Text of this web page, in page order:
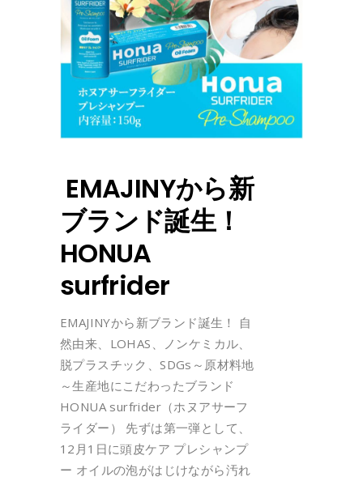
EMAJINYから新
ブランド誕生！
HONUA
surfrider
EMAJINYから新ブランド誕生！ 自
然由来、LOHAS、ノンケミカル、
脱プラスチック、SDGs～原材料地
～生産地にこだわったブランド
HONUA surfrider（ホヌアサーフ
ライダー） 先ずは第一弾として、
12月1日に頭皮ケア プレシャンプ
ー オイルの泡がはじけながら汚れ